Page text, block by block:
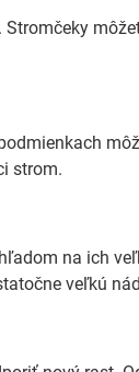
strom.
na ich
veľkú